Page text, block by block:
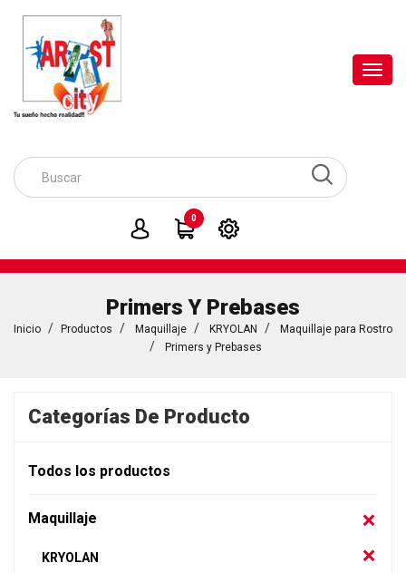
0
Primers Y Prebases
Inicio Productos Maquillaje KRYOLAN
Maquillaje para Rostro
Primers y Prebases
Categorías De Producto
Todos los productos
Maquillaje
KRYOLAN